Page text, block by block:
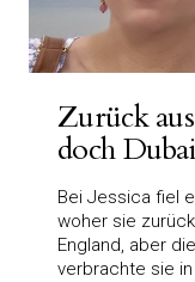
Zurück
doch
Bei Jessica fiel
woher sie
England, aber
verbrachte sie